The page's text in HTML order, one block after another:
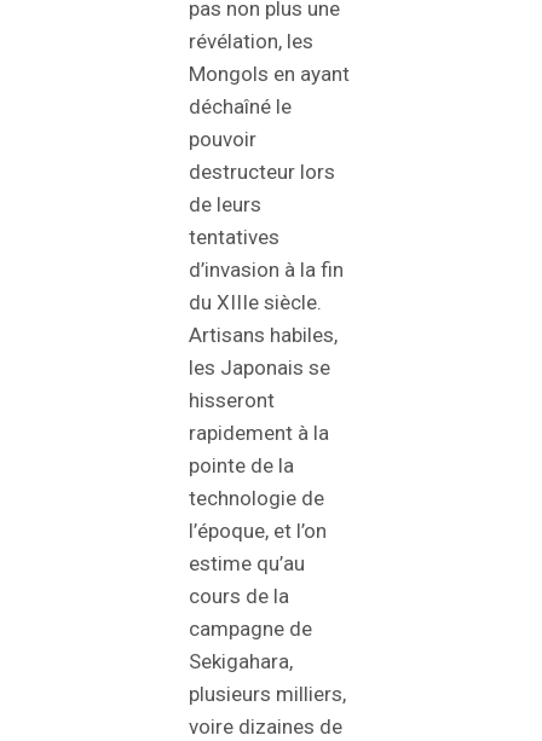
pas non plus une
révélation, les
Mongols en ayant
déchaîné le
pouvoir
destructeur lors
de leurs
tentatives
d’invasion à la fin
du XIIIe siècle.
Artisans habiles,
les Japonais se
hisseront
rapidement à la
pointe de la
technologie de
l’époque, et l’on
estime qu’au
cours de la
campagne de
Sekigahara,
plusieurs milliers,
voire dizaines de